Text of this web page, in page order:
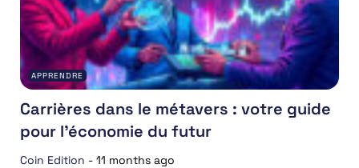
APPRENDRE
Carrières dans le métavers : votre guide
pour l’économie du futur
Coin Edition - 11 months ago